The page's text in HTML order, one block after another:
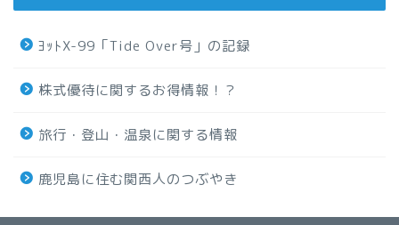
ﾖｯﾄX-99「Tide Over号」の記録
株式優待に関するお得情報！？
旅行・登山・温泉に関する情報
鹿児島に住む関西人のつぶやき